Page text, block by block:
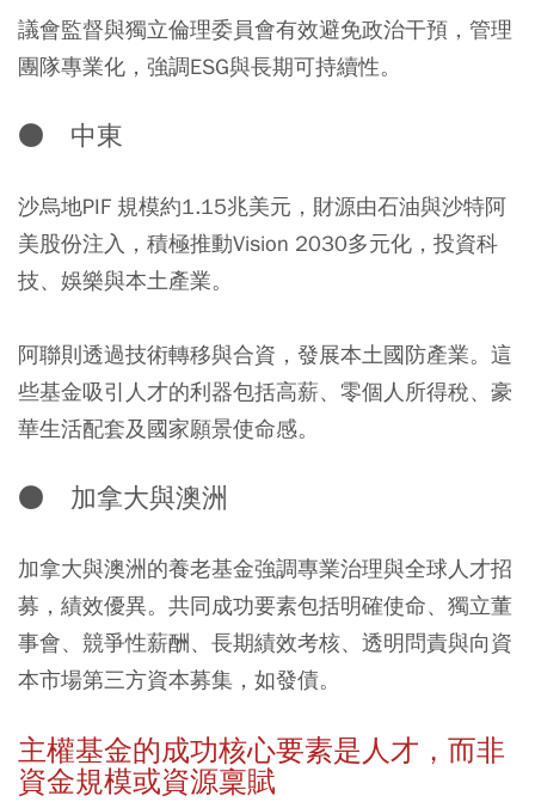
議會監督與獨立倫理委員會有效避免政治干預，管理
團隊專業化，強調ESG與長期可持續性。
● 中東
沙烏地PIF 規模約1.15兆美元，財源由石油與沙特阿
美股份注入，積極推動Vision 2030多元化，投資科
技、娛樂與本土產業。
阿聯則透過技術轉移與合資，發展本土國防產業。這
些基金吸引人才的利器包括高薪、零個人所得稅、豪
華生活配套及國家願景使命感。
● 加拿大與澳洲
加拿大與澳洲的養老基金強調專業治理與全球人才招
募，績效優異。共同成功要素包括明確使命、獨立董
事會、競爭性薪酬、長期績效考核、透明問責與向資
本市場第三方資本募集，如發債。
主權基金的成功核心要素是人才，而非
資金規模或資源稟賦